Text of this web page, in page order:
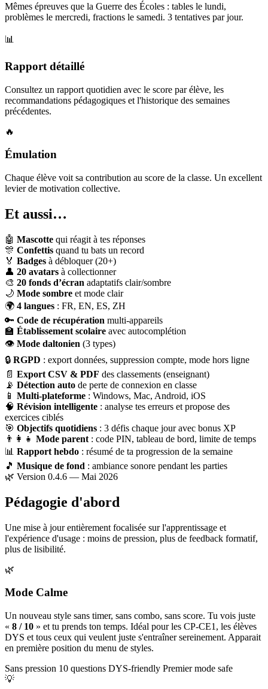
Mêmes épreuves que la Guerre des Écoles : tables le lundi,
problèmes le mercredi, fractions le samedi. 3 tentatives par jour.
📊
Rapport détaillé
Consultez un rapport quotidien avec le score par élève, les
recommandations pédagogiques et l'historique des semaines
précédentes.
🔥
Émulation
Chaque élève voit sa contribution au score de la classe. Un excellent
levier de motivation collective.
Et aussi…
🤖 Mascotte qui réagit à tes réponses
🎊 Confettis quand tu bats un record
🏅 Badges à débloquer (20+)
👤 20 avatars à collectionner
🎨 20 fonds d’écran adaptatifs clair/sombre
🌙 Mode sombre et mode clair
🌍 4 langues : FR, EN, ES, ZH
🔑 Code de récupération multi-appareils
🏫 Établissement scolaire avec autocomplétion
👁 Mode daltonien (3 types)
🔒 RGPD : export données, suppression compte, mode hors ligne
📄 Export CSV & PDF des classements (enseignant)
📡 Détection auto de perte de connexion en classe
📱 Multi-plateforme : Windows, Mac, Android, iOS
🧠 Révision intelligente : analyse tes erreurs et propose des
exercices ciblés
🎯 Objectifs quotidiens : 3 défis chaque jour avec bonus XP
👨‍👩‍👧 Mode parent : code PIN, tableau de bord, limite de temps
📊 Rapport hebdo : résumé de ta progression de la semaine
🎵 Musique de fond : ambiance sonore pendant les parties
🌿 Version 0.4.6 — Mai 2026
Pédagogie d'abord
Une mise à jour entièrement focalisée sur l'apprentissage et
l'expérience d'usage : moins de pression, plus de feedback formatif,
plus de lisibilité.
🌿
Mode Calme
Un nouveau style sans timer, sans combo, sans score. Tu vois juste
« 8 / 10 » et tu prends ton temps. Idéal pour les CP-CE1, les élèves
DYS et tous ceux qui veulent juste s'entraîner sereinement. Apparait
en première position du menu de styles.
Sans pression 10 questions DYS-friendly Premier mode safe
💡